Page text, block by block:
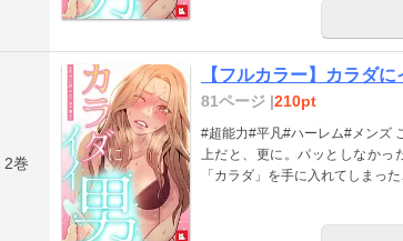
2巻
【フルカラー】カラダに
81ページ |210pt
#超能力#平凡#ハーレム#メンズ この男に触ると、絶対にキモチ良くなる。そっと触れただけでも。それ以
上だと、更に。パッとしなか
「カラダ」を手に入れてしまっ